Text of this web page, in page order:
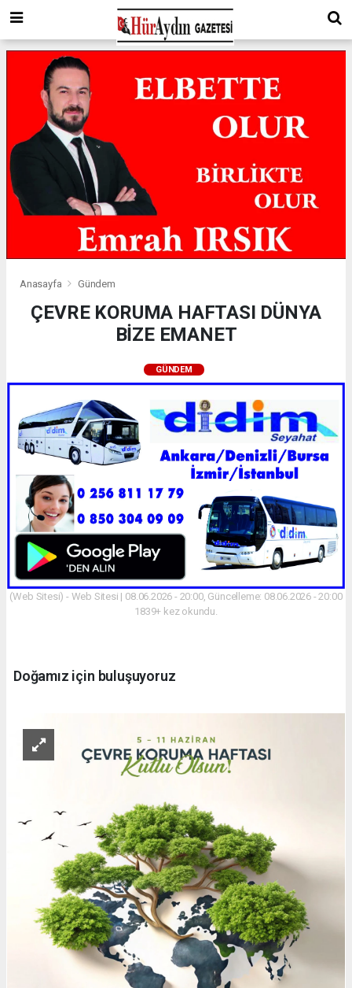
Anasayfa Gündem
ÇEVRE KORUMA HAFTASI DÜNYA
BİZE EMANET
GÜNDEM
(Web Sitesi) - Web Sitesi | 08.06.2026 - 20:00, Güncelleme: 08.06.2026 - 20:00
1839+ kez okundu.
Doğamız için buluşuyoruz